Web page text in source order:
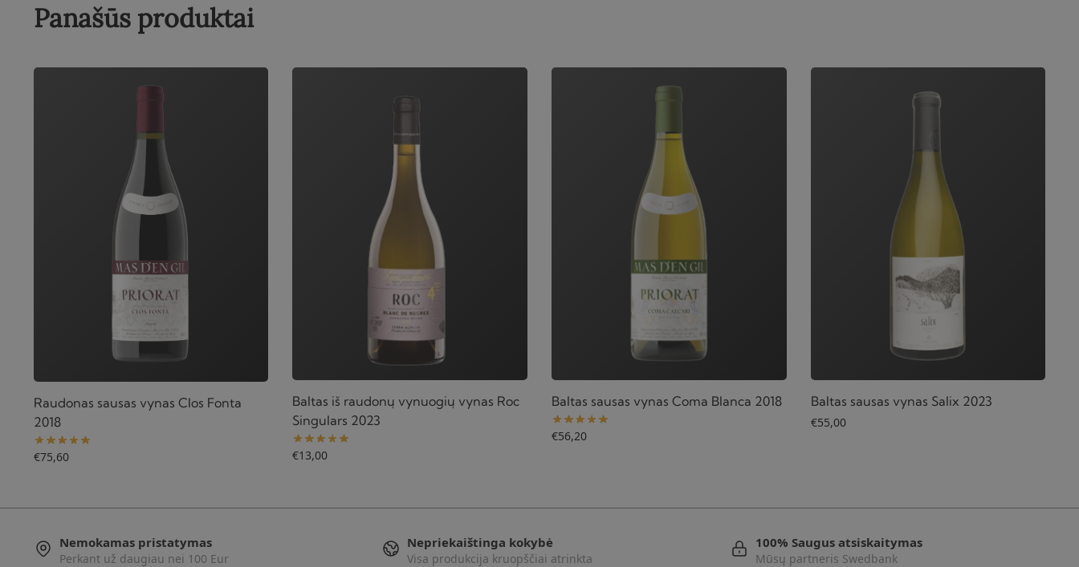
Panašūs produktai
Raudonas sausas vynas Clos Fonta
2018
€75,60
Baltas iš raudonų vynuogių vynas Roc
Singulars 2023
€13,00
Baltas sausas vynas Coma Blanca 2018
€56,20
Baltas sausas vynas Salix 2023
€55,00
Nemokamas pristatymas
Perkant už daugiau nei 100 Eur
Nepriekaištinga kokybė
Visa produkcija kruopščiai atrinkta
100% Saugus atsiskaitymas
Mūsų partneris Swedbank